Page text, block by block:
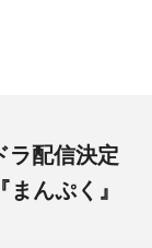
配信決定
んぷく』